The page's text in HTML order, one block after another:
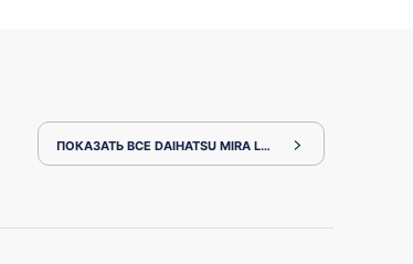
ПОКАЗАТЬ ВСЕ DAIHATSU MIRA L700S